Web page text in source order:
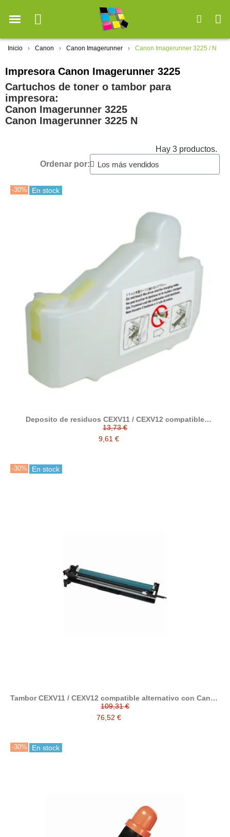
Inicio Canon Canon Imagerunner Canon Imagerunner 3225 / N
Impresora Canon Imagerunner 3225
Cartuchos de toner o tambor para
impresora:
Canon Imagerunner 3225
Canon Imagerunner 3225 N
Hay 3 productos.
Ordenar por:
-30% En stock
Deposito de residuos CEXV11 / CEXV12 compatible
alternativo con Canon FM2-0303-000
13,73 €
9,61 €
-30% En stock
Tambor CEXV11 / CEXV12 compatible alternativo con Canon
9630A005
109,31 €
76,52 €
-30% En stock